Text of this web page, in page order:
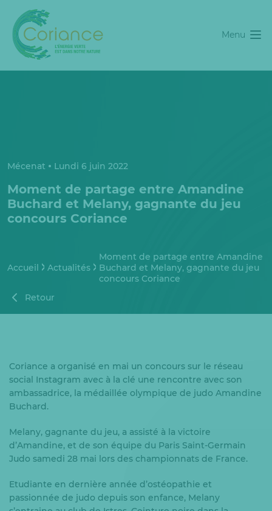
Menu
Mécenat Lundi 6 juin 2022
Moment de partage entre Amandine
Buchard et Melany, gagnante du jeu
concours Coriance
Accueil Actualités
Moment de partage entre Amandine
Buchard et Melany, gagnante du jeu
concours Coriance
Retour
Coriance a organisé en mai un concours sur le réseau
social Instagram avec à la clé une rencontre avec son
ambassadrice, la médaillée olympique de judo Amandine
Buchard.
Melany, gagnante du jeu, a assisté à la victoire
d’Amandine, et de son équipe du Paris Saint-Germain
Judo samedi 28 mai lors des championnats de France.
Etudiante en dernière année d’ostéopathie et
passionnée de judo depuis son enfance, Melany